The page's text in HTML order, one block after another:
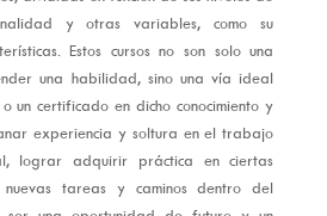
y otras variables, como su
Estos cursos no son solo una
una habilidad, sino una vía ideal
un certificado en dicho conocimiento y
experiencia y soltura en el trabajo
lograr adquirir práctica en ciertas
tareas y caminos dentro del